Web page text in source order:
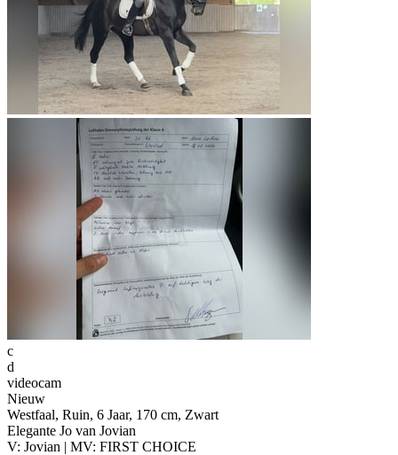
c
d
videocam
Nieuw
Westfaal, Ruin, 6 Jaar, 170 cm, Zwart
Elegante Jo van Jovian
V: Jovian | MV: FIRST CHOICE